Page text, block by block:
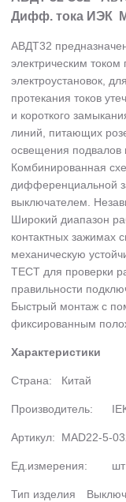
Дифф. тока ИЭК
АВДТ32
электрическим
электроустановок,
протекания токов
и короткого
линий, питающих
освещения подвалов
Комбинированная
дифференциальной
выключателем.
Широкий диапазон
контактных зажимах
механическую
ТЕСТ для проверки
правильности
Быстрый монтаж с
фиксированным
Характеристики
Страна: Китай
Производитель:
Артикул: MAD22-5-
Ед.измерения: шт
Тип изделия